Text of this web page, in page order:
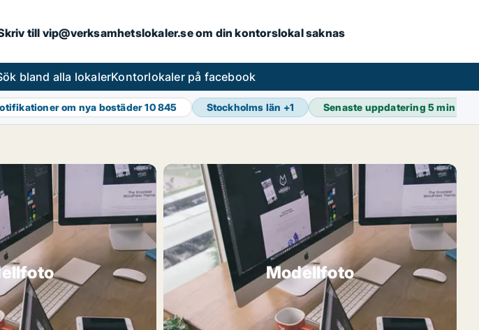
till vip@verksamhetslokaler.se om din kontorslokal saknas
bland alla lokalerKontorlokaler på facebook
om nya bostäder10 845 Stockholms län +1 Senaste uppdatering5 min
Modellfoto